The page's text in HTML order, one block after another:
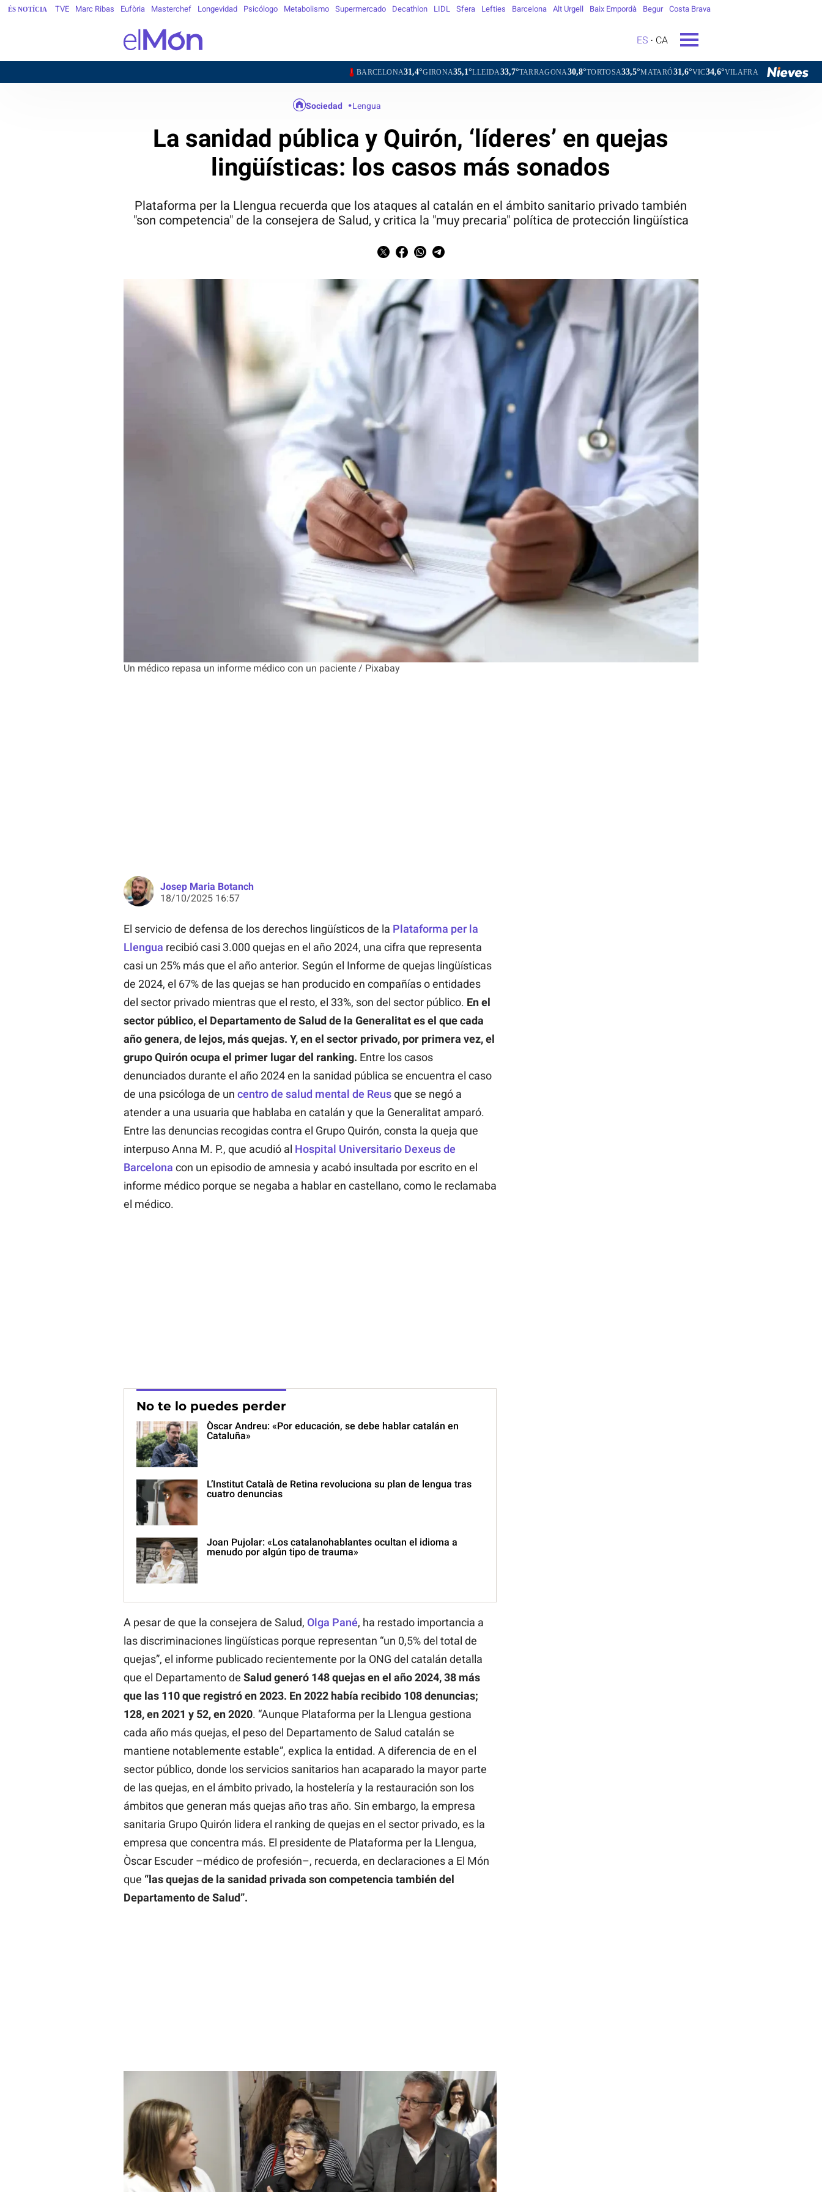
ÉS NOTÍCIA TVE Marc Ribas Eufòria Masterchef Longevidad Psicólogo Metabolismo Supermercado Decathlon LIDL Sfera Lefties Barcelona Alt Urgell Baix Empordà Begur Costa Brava
ES CA
31,4°GIRONA35,1°LLEIDA33,7°TARRAGONA30,8°TORTOSA33,5°MATARÓ31,6°VIC34,6°VILAFRANCA DEL PENEDÈS31,1°
Un médico repasa un informe médico con un paciente / Pixabay
Sociedad Lengua
La sanidad pública y Quirón, ‘líderes’ en quejas
lingüísticas: los casos más sonados
Plataforma per la Llengua recuerda que los ataques al catalán en el ámbito sanitario privado también
"son competencia" de la consejera de Salud, y critica la "muy precaria" política de protección lingüística
Josep Maria Botanch
18/10/2025 16:57
El servicio de defensa de los derechos lingüísticos de la Plataforma per la
Llengua recibió casi 3.000 quejas en el año 2024, una cifra que representa
casi un 25% más que el año anterior. Según el Informe de quejas lingüísticas
de 2024, el 67% de las quejas se han producido en compañías o entidades
del sector privado mientras que el resto, el 33%, son del sector público. En el
sector público, el Departamento de Salud de la Generalitat es el que cada
año genera, de lejos, más quejas. Y, en el sector privado, por primera vez, el
grupo Quirón ocupa el primer lugar del ranking. Entre los casos
denunciados durante el año 2024 en la sanidad pública se encuentra el caso
de una psicóloga de un centro de salud mental de Reusque se negó a
atender a una usuaria que hablaba en catalán y que la Generalitat amparó.
Entre las denuncias recogidas contra el Grupo Quirón, consta la queja que
interpuso Anna M. P., que acudió al Hospital Universitario Dexeus de
Barcelona con un episodio de amnesia y acabó insultada por escrito en el
informe médico porque se negaba a hablar en castellano, como le reclamaba
el médico.
No te lo puedes perder
Òscar Andreu: «Por educación, se debe hablar catalán en
Cataluña»
L’Institut Català de Retina revoluciona su plan de lengua tras
cuatro denuncias
Joan Pujolar: «Los catalanohablantes ocultan el idioma a
menudo por algún tipo de trauma»
A pesar de que la consejera de Salud, Olga Pané, ha restado importancia a
las discriminaciones lingüísticas porque representan “un 0,5% del total de
quejas”, el informe publicado recientemente por la ONG del catalán detalla
que el Departamento de Salud generó 148 quejas en el año 2024, 38 más
que las 110 que registró en 2023. En 2022 había recibido 108 denuncias;
128, en 2021 y 52, en 2020. “Aunque Plataforma per la Llengua gestiona
cada año más quejas, el peso del Departamento de Salud catalán se
mantiene notablemente estable”, explica la entidad. A diferencia de en el
sector público, donde los servicios sanitarios han acaparado la mayor parte
de las quejas, en el ámbito privado, la hostelería y la restauración son los
ámbitos que generan más quejas año tras año. Sin embargo, la empresa
sanitaria Grupo Quirón lidera el ranking de quejas en el sector privado, es la
empresa que concentra más. El presidente de Plataforma per la Llengua,
Òscar Escuder –médico de profesión–, recuerda, en declaraciones a El Món
que “las quejas de la sanidad privada son competencia también del
Departamento de Salud”.